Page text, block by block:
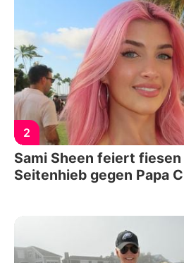
2
Sami Sheen feiert fiesen
Seitenhieb gegen Papa